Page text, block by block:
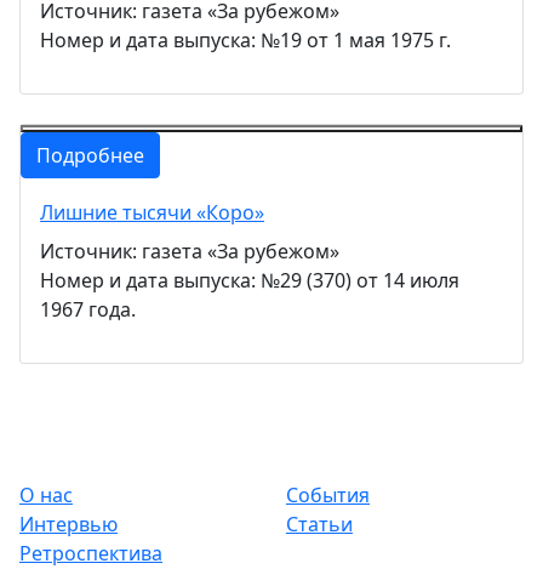
Источник: газета «За рубежом»
Номер и дата выпуска: №19 от 1 мая 1975 г.
Подробнее
Лишние тысячи «Коро»
Источник: газета «За рубежом»
Номер и дата выпуска: №29 (370) от 14 июля
1967 года.
О нас
События
Интервью
Статьи
Ретроспектива